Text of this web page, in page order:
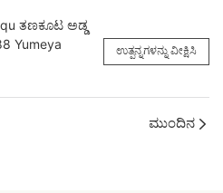
ತಣಕೂಟ ಅಡ್ಡ
Yumeya
ಉತ್ಪನ್ನಗಳನ್ನು ವೀಕ್ಷಿಸಿ
ಮುಂದಿನ